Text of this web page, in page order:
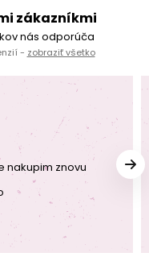
zákazníkmi
nás odporúča
- zobraziť všetko
nakupim znovu